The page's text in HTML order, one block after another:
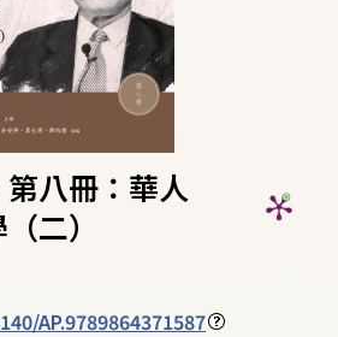
八冊：華人
二）
AP.9789864371587